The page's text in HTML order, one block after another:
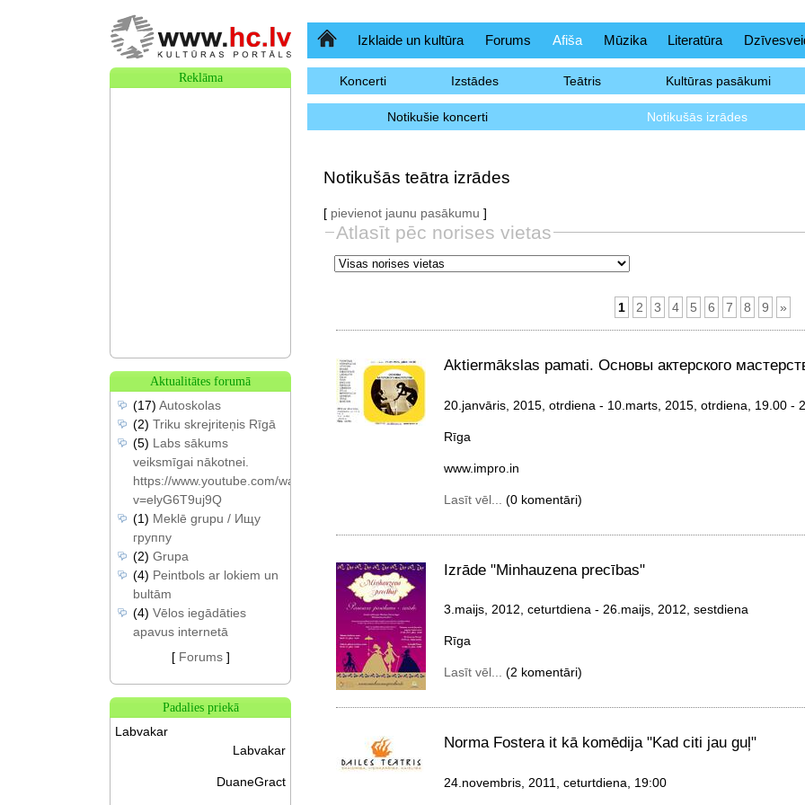
SākumlapaIzklaide un kultūra Forums Afiša Mūzika Literatūra
Koncerti Izstādes Teātris Kultūras pasākumi
Notikušie koncerti Notikušās izrādes
Notikušās teātra izrādes
[ pievienot jaunu pasākumu ]
Atlasīt pēc norises vietas
1 2 3 4 5 6 7 8 9 »
Aktiermākslas pamati. Основы актерского
20.janvāris, 2015, otrdiena - 10.marts, 2015, otrdiena , 19.00 -
Rīga
www.impro.in
Lasīt vēl... (0 komentāri)
Izrāde "Minhauzena precības"
3.maijs, 2012, ceturtdiena- 26.maijs, 2012, sestdiena
Rīga
Lasīt vēl... (2 komentāri)
Norma Fostera it kā komēdija "Kad citi jau guļ"
24.novembris, 2011, ceturtdiena , 19:00
Reklāma
Aktualitātes forumā
(17) Autoskolas
(2) Triku skrejriteņis Rīgā
(5) Labs sākums
veiksmīgai nākotnei.
https://www.youtube.com/watch?
v=elyG6T9uj9Q
(1) Meklē grupu / Ищу
группу
(2) Grupa
(4) Peintbols ar lokiem un
bultām
(4) Vēlos iegādāties
apavus internetā
[ Forums]
Padalies priekā
Labvakar
Labvakar
DuaneGract